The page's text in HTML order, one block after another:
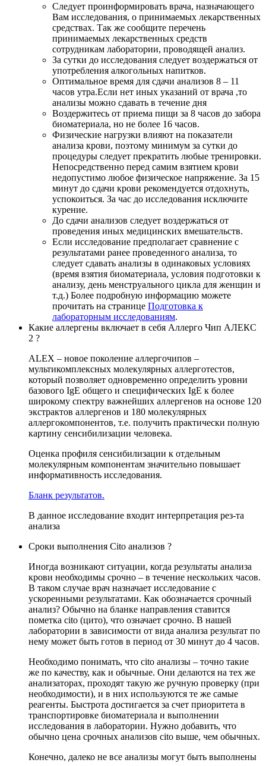
Следует проинформировать врача, назначающего
Вам исследования, о принимаемых лекарственных
средствах. Так же сообщите перечень
принимаемых лекарственных средств
сотрудникам лаборатории, проводящей анализ.
За сутки до исследования следует воздержаться от
употребления алкогольных напитков.
Оптимальное время для сдачи анализов 8 – 11
часов утра.Если нет иных указаний от врача ,то
анализы можно сдавать в течение дня
Воздержитесь от приема пищи за 8 часов до забора
биоматериала, но не более 16 часов.
Физические нагрузки влияют на показатели
анализа крови, поэтому минимум за сутки до
процедуры следует прекратить любые тренировки.
Непосредственно перед самим взятием крови
недопустимо любое физическое напряжение. За 15
минут до сдачи крови рекомендуется отдохнуть,
успокоиться. За час до исследования исключите
курение.
До сдачи анализов следует воздержаться от
проведения иных медицинских вмешательств.
Если исследование предполагает сравнение с
результатами ранее проведенного анализа, то
следует сдавать анализы в одинаковых условиях
(время взятия биоматериала, условия подготовки к
анализу, день менструального цикла для женщин и
т.д.) Более подробную информацию можете
прочитать на странице Подготовка к
лабораторным исследованиям.
Какие аллергены включает в себя Аллерго Чип АЛЕКС
2 ?
ALEX – новое поколение аллергочипов –
мультикомплексных молекулярных аллерготестов,
который позволяет одновременно определить уровни
базового IgE общего и специфических IgE к более
широкому спектру важнейших аллергенов на основе 120
экстрактов аллергенов и 180 молекулярных
аллергокомпонентов, т.е. получить практически полную
картину сенсибилизации человека.
Оценка профиля сенсибилизации к отдельным
молекулярным компонентам значительно повышает
информативность исследования.
Бланк результатов.
В данное исследование входит интерпретация рез-та
анализа
Сроки выполнения Cito анализов ?
Иногда возникают ситуации, когда результаты анализа
крови необходимы срочно – в течение нескольких часов.
В таком случае врач назначает исследование с
ускоренными результатами. Как обозначается срочный
анализ? Обычно на бланке направления ставится
пометка cito (цито), что означает срочно. В нашей
лаборатории в зависимости от вида анализа результат по
нему может быть готов в период от 30 минут до 4 часов.
Необходимо понимать, что cito анализы – точно такие
же по качеству, как и обычные. Они делаются на тех же
анализаторах, проходят такую же ручную проверку (при
необходимости), и в них используются те же самые
реагенты. Быстрота достигается за счет приоритета в
транспортировке биоматериала и выполнении
исследования в лаборатории. Нужно добавить, что
обычно цена срочных анализов cito выше, чем обычных.
Конечно, далеко не все анализы могут быть выполнены